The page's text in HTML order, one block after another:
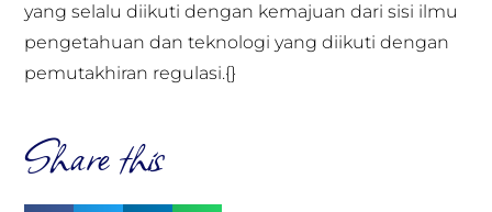
yang selalu diikuti dengan kemajuan dari sisi ilmu
pengetahuan dan teknologi yang diikuti dengan
pemutakhiran regulasi.{}
Share this